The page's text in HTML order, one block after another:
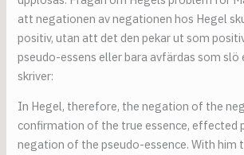
att negationen av negationen hos Hegel
positiv, utan att det den pekar ut som
pseudo-essens eller bara avfärdas som slö
skriver:
In Hegel, therefore, the negation of the
confirmation of the true essence, effected
negation of the pseudo-essence. With him